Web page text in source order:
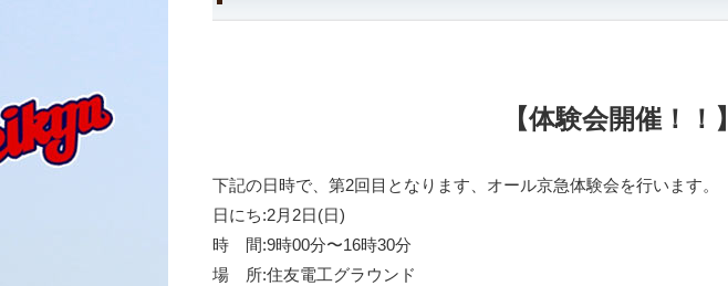
【体験会開催！！】
下記の日時で、第2回目となります、オール京急体験会を行います。
日にち:2月2日(日)
時 間:9時00分〜16時30分
場 所:住友電工グラウンド